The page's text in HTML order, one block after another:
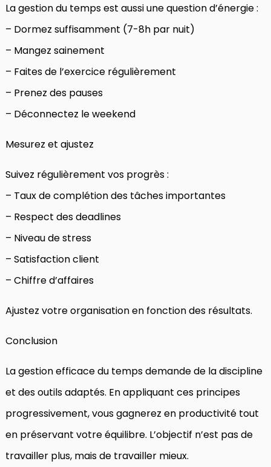
La gestion du temps est aussi une question d’énergie :
– Dormez suffisamment (7-8h par nuit)
– Mangez sainement
– Faites de l’exercice régulièrement
– Prenez des pauses
– Déconnectez le weekend
Mesurez et ajustez
Suivez régulièrement vos progrès :
– Taux de complétion des tâches importantes
– Respect des deadlines
– Niveau de stress
– Satisfaction client
– Chiffre d’affaires
Ajustez votre organisation en fonction des résultats.
Conclusion
La gestion efficace du temps demande de la discipline
et des outils adaptés. En appliquant ces principes
progressivement, vous gagnerez en productivité tout
en préservant votre équilibre. L’objectif n’est pas de
travailler plus, mais de travailler mieux.